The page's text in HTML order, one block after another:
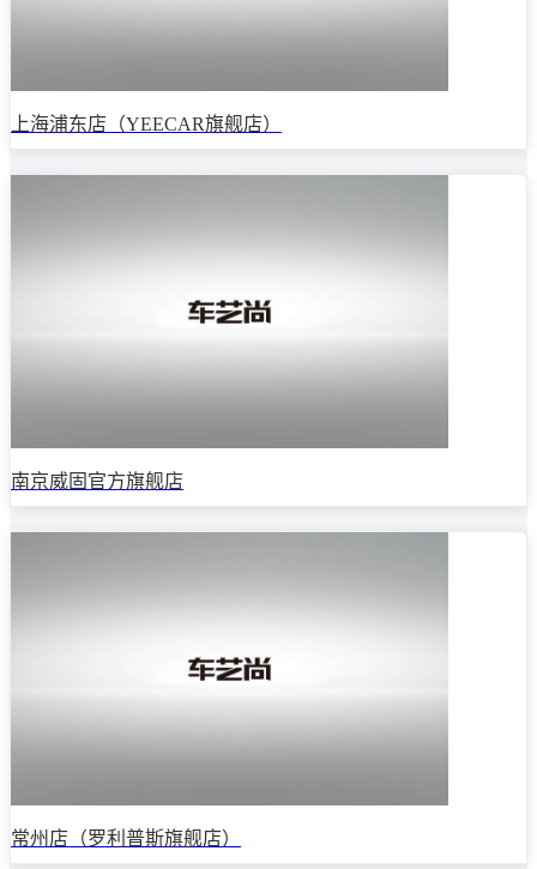
上海浦东店（YEECAR旗舰店）
南京威固官方旗舰店
常州店（罗利普斯旗舰店）